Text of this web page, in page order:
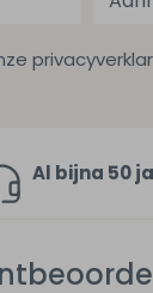
Al bijna 50